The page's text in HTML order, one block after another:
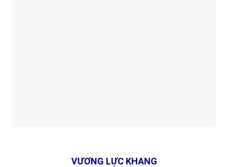
VƯƠNG LỰC KHANG